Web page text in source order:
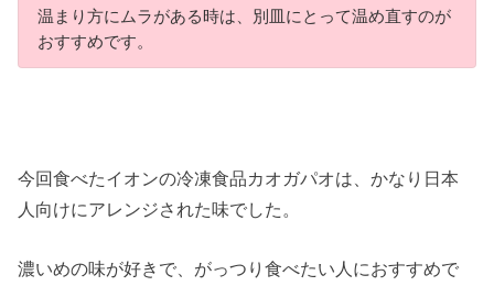
温まり方にムラがある時は、別皿にとって温め直すのが
おすすめです。
今回食べたイオンの冷凍食品カオガパオは、かなり日本
人向けにアレンジされた味でした。
濃いめの味が好きで、がっつり食べたい人におすすめで